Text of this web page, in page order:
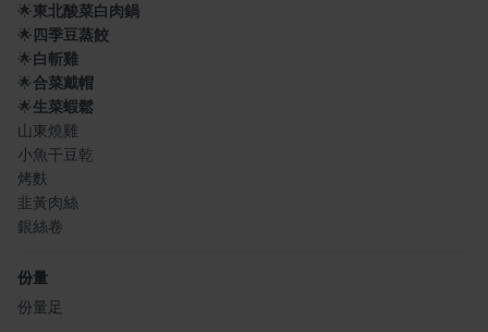
🌟東北酸菜白肉鍋
🌟 四季豆蒸餃
🌟白斬雞
🌟合菜戴帽
🌟生菜蝦鬆
山東燒雞
小魚干豆乾
烤麩
韭黃肉絲
銀絲卷
份量
份量足